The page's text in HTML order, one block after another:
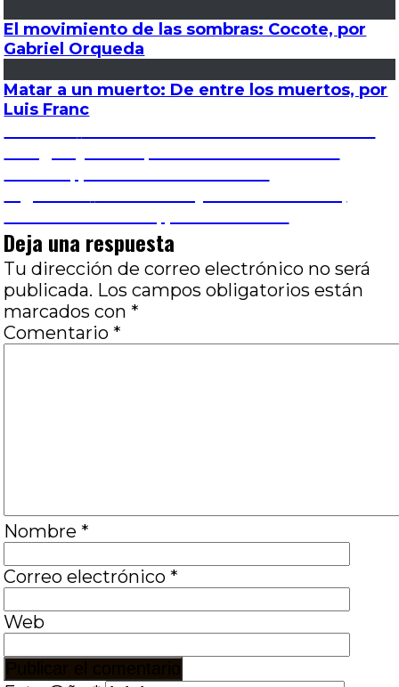
El movimiento de las sombras: Cocote, por
Gabriel Orqueda
Matar a un muerto: De entre los muertos, por
Luis Franc
Navegación
de
entradas
Deja una respuesta
Tu dirección de correo electrónico no será
publicada. Los campos obligatorios están
marcados con *
Comentario *
Nombre *
Correo electrónico *
Web